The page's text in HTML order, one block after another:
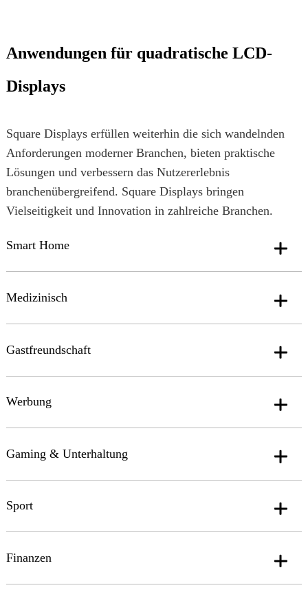
Anwendungen für quadratische LCD-
Displays
Square Displays erfüllen weiterhin die sich wandelnden
Anforderungen moderner Branchen, bieten praktische
Lösungen und verbessern das Nutzererlebnis
branchenübergreifend. Square Displays bringen
Vielseitigkeit und Innovation in zahlreiche Branchen.
Smart Home
Medizinisch
Gastfreundschaft
Werbung
Gaming & Unterhaltung
Sport
Finanzen